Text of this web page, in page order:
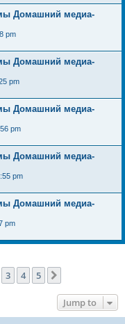
Домашний медиа-
pm
Домашний медиа-
pm
Домашний медиа-
pm
Домашний медиа-
pm
Домашний медиа-
pm
3 4 5
Jump to